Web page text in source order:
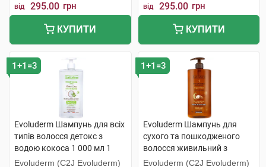
від 295.00 грн
КУПИТИ
від 295.00 грн
КУПИТИ
1+1=3
Evoluderm Шампунь для всіх
типів волосся детокс з
водою кокоса 1 000 мл 1
флакон
Evoluderm (C2J Evoluderm)
1+1=3
Evoluderm Шампунь для
сухого та пошкодженого
волосся живильний з
аргановою олією 1 000 мл 1
Evoluderm (C2J Evoluderm)